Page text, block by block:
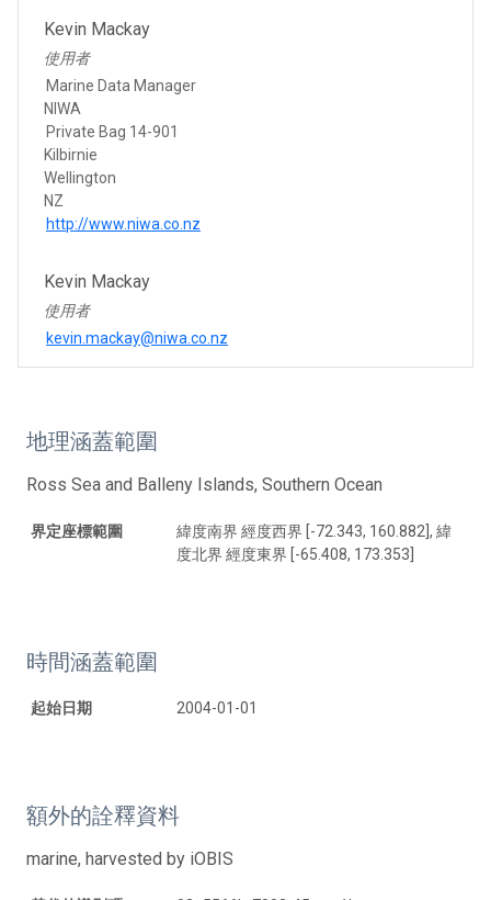
Kevin Mackay
使用者
Marine Data Manager
NIWA
Private Bag 14-901
Kilbirnie
Wellington
NZ
http://www.niwa.co.nz
Kevin Mackay
使用者
kevin.mackay@niwa.co.nz
地理涵蓋範圍
Ross Sea and Balleny Islands, Southern Ocean
界定座標範圍
緯度南界 經度西界 [-72.343, 160.882], 緯
度北界 經度東界 [-65.408, 173.353]
時間涵蓋範圍
起始日期 2004-01-01
額外的詮釋資料
marine, harvested by iOBIS